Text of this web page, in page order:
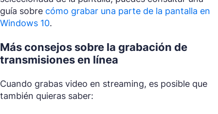
guía sobre cómo grabar una parte de la pantalla en
Windows 10.
Más consejos sobre la grabación de
transmisiones en línea
Cuando grabas video en streaming, es posible que
también quieras saber: